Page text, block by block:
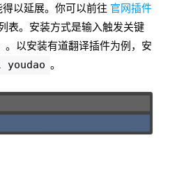
以延展。你可以前往 官网插件
表。安装方式是输入触发关键
以安装有道翻译插件为例，安
。